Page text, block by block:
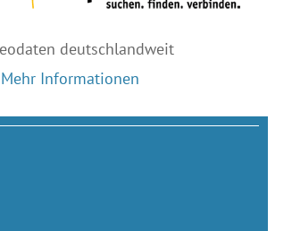
deutschlandweit
Mehr Informationen